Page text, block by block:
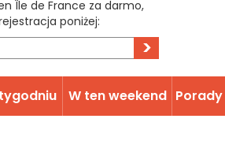
Île de France za darmo,
poniżej:
>
W ten weekend Porady